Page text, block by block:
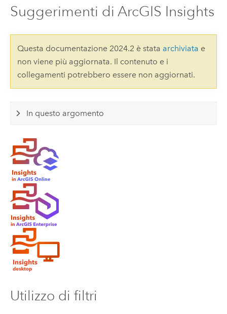
Suggerimenti di ArcGIS Insights
Questa documentazione 2024.2 è stata archiviata e
non viene più aggiornata. Il contenuto e i
collegamenti potrebbero essere non aggiornati.
In questo argomento
Utilizzo di filtri